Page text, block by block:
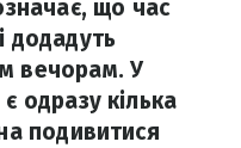
що час
додадуть
вечорам. У
одразу кілька
подивитися